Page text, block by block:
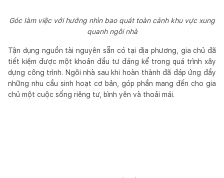
Góc làm việc với hướng nhìn bao quát toàn cảnh khu vực xung
quanh ngôi nhà
Tận dụng nguồn tài nguyên sẵn có tại địa phương, gia chủ đã
tiết kiệm được một khoản đầu tư đáng kể trong quá trình xây
dựng công trình. Ngôi nhà sau khi hoàn thành đã đáp ứng đầy
những nhu cầu sinh hoạt cơ bản, góp phần mang đến cho gia
chủ một cuộc sống riêng tư, bình yên và thoải mái.